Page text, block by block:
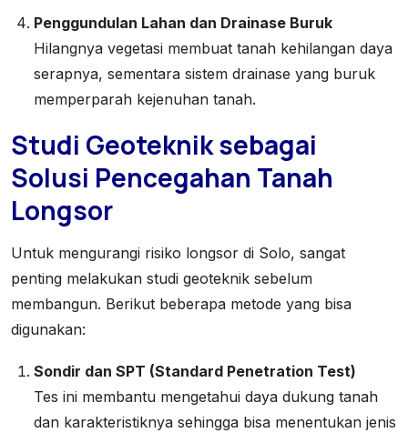
Penggundulan Lahan dan Drainase Buruk
Hilangnya vegetasi membuat tanah kehilangan daya
serapnya, sementara sistem drainase yang buruk
memperparah kejenuhan tanah.
Studi Geoteknik sebagai
Solusi Pencegahan Tanah
Longsor
Untuk mengurangi risiko longsor di Solo, sangat
penting melakukan studi geoteknik sebelum
membangun. Berikut beberapa metode yang bisa
digunakan:
Sondir dan SPT (Standard Penetration Test)
Tes ini membantu mengetahui daya dukung tanah
dan karakteristiknya sehingga bisa menentukan jenis